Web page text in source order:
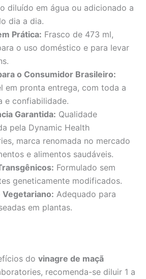
diluído em água ou adicionado a
dia a dia.
Prática: Frasco de 473 ml,
o uso doméstico e para levar
o Consumidor Brasileiro:
em pronta entrega, com toda a
e confiabilidade.
Garantida: Qualidade
pela Dynamic Health
marca renomada no mercado
e alimentos saudáveis.
Formulado sem
geneticamente modificados.
Vegetariano: Adequado para
em plantas.
do vinagre de maçã
recomenda-se diluir 1 a